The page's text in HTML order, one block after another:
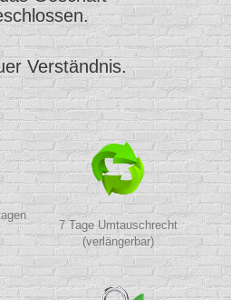
Verständnis.
7 Tage Umtauschrecht
(verlängerbar)